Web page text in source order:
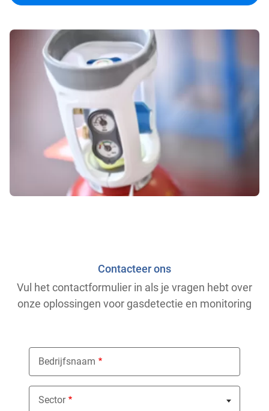
Contacteer ons
Vul het contactformulier in als je vragen hebt over
onze oplossingen voor gasdetectie en monitoring
Bedrijfsnaam
Sector
Nothing selected